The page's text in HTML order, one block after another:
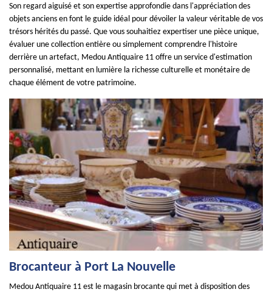
Son regard aiguisé et son expertise approfondie dans l'appréciation des
objets anciens en font le guide idéal pour dévoiler la valeur véritable de vos
trésors hérités du passé. Que vous souhaitiez expertiser une pièce unique,
évaluer une collection entière ou simplement comprendre l'histoire
derrière un artefact, Medou Antiquaire 11 offre un service d'estimation
personnalisé, mettant en lumière la richesse culturelle et monétaire de
chaque élément de votre patrimoine.
Brocanteur à Port La Nouvelle
Medou Antiquaire 11 est le magasin brocante qui met à disposition des